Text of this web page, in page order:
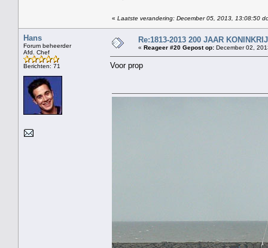
« Laatste verandering: December 05, 2013, 13:08:50
Hans
Forum beheerder
Afd. Chef
Berichten: 71
Re:1813-2013 200 JAAR
« Reageer #20 Gepost op: December 02,
Voor prop